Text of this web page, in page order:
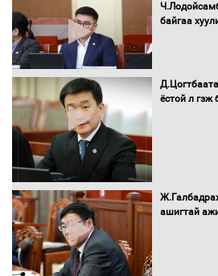
худалдан
Бүх шатанд
байгаа
ёстой л гэж
ашигтай